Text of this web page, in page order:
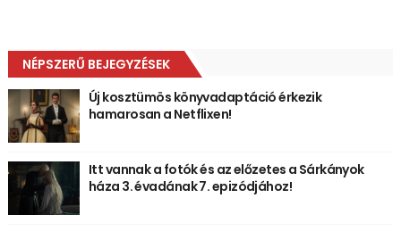
NÉPSZERŰ BEJEGYZÉSEK
Új kosztümös könyvadaptáció érkezik
hamarosan a Netflixen!
Itt vannak a fotók és az előzetes a Sárkányok
háza 3. évadának 7. epizódjához!